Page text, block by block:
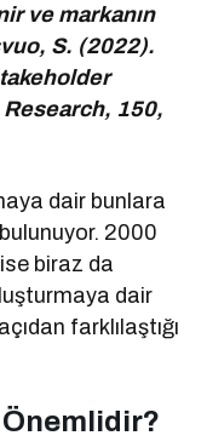
ve markanın
S. (2022).
150,
dair bunlara
2000
ise biraz da
dair
farklılaştığı